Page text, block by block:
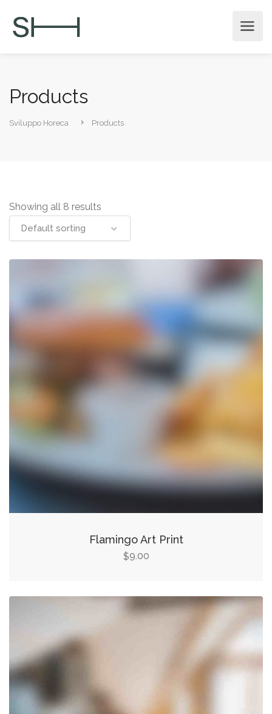
Products
Sviluppo Horeca Products
Showing all 8 results
Default sorting
Flamingo Art Print
$9.00